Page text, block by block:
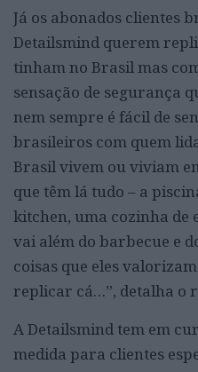
Já os abonados clientes
Detailsmind querem
tinham no Brasil mas
sensação de segurança
nem sempre é fácil de
brasileiros com quem
Brasil vivem ou viviam
que têm lá tudo – a
kitchen, uma cozinha de
vai além do barbecue e
coisas que eles
replicar cá…”, detalha o
A Detailsmind tem em
medida para clientes